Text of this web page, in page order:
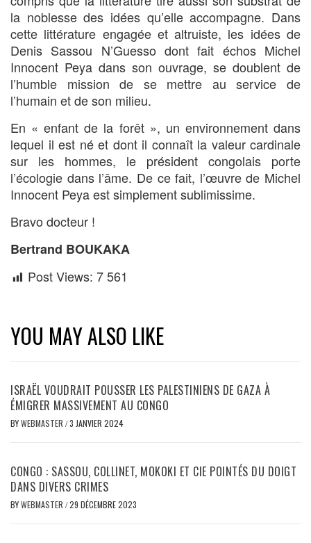
la noblesse des idées qu’elle accompagne. Dans
cette littérature engagée et altruiste, les idées de
Denis Sassou N’Guesso dont fait échos Michel
Innocent Peya dans son ouvrage, se doublent de
l’humble mission de se mettre au service de
l’humain et de son milieu.
En « enfant de la forêt », un environnement dans
lequel il est né et dont il connaît la valeur cardinale
sur les hommes, le président congolais porte
l’écologie dans l’âme. De ce fait, l’œuvre de Michel
Innocent Peya est simplement sublimissime.
Bravo docteur !
Bertrand BOUKAKA
Post Views: 7 561
YOU MAY ALSO LIKE
ISRAËL VOUDRAIT POUSSER LES PALESTINIENS DE GAZA À
ÉMIGRER MASSIVEMENT AU CONGO
BYWEBMASTER /3 JANVIER 2024
CONGO : SASSOU, COLLINET, MOKOKI ET CIE POINTÉS DU DOIGT
DANS DIVERS CRIMES
BYWEBMASTER /29 DÉCEMBRE 2023